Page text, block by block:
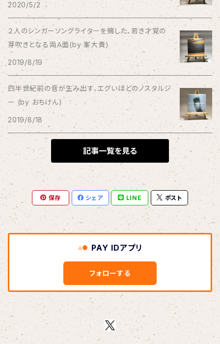
BBBBBBB
The BEG
The Beths
THE BLACK SHANSONS
BLONDnewHALF
Blondy
BOAR HUNTER
bud&harbor
Bulbs Of Passion
B玉
Calme Adiction
2020/5/2
２人のシンガーソングライターを擁した、若き才覚の
芽吹きとなる両Ａ面(by 峯大貴)
2019/8/19
四半世紀前の音が生み出す、エグいほどのノスタルジ
ー (by おちけん)
2019/8/18
記事一覧を見る
保存 シェア LINE ポスト
PAY IDアプリ
フォローする